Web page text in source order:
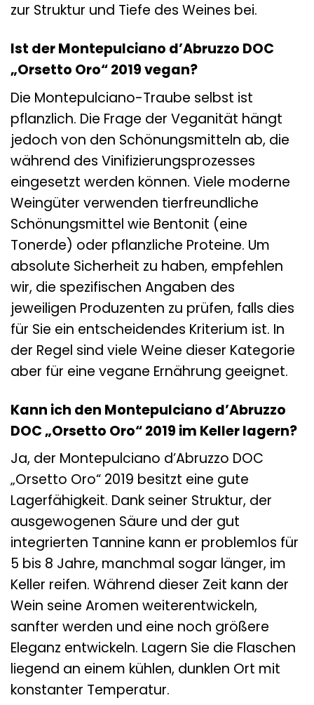
zur Struktur und Tiefe des Weines bei.
Ist der Montepulciano d’Abruzzo DOC
„Orsetto Oro“ 2019 vegan?
Die Montepulciano-Traube selbst ist
pflanzlich. Die Frage der Veganität hängt
jedoch von den Schönungsmitteln ab, die
während des Vinifizierungsprozesses
eingesetzt werden können. Viele moderne
Weingüter verwenden tierfreundliche
Schönungsmittel wie Bentonit (eine
Tonerde) oder pflanzliche Proteine. Um
absolute Sicherheit zu haben, empfehlen
wir, die spezifischen Angaben des
jeweiligen Produzenten zu prüfen, falls dies
für Sie ein entscheidendes Kriterium ist. In
der Regel sind viele Weine dieser Kategorie
aber für eine vegane Ernährung geeignet.
Kann ich den Montepulciano d’Abruzzo
DOC „Orsetto Oro“ 2019 im Keller lagern?
Ja, der Montepulciano d’Abruzzo DOC
„Orsetto Oro“ 2019 besitzt eine gute
Lagerfähigkeit. Dank seiner Struktur, der
ausgewogenen Säure und der gut
integrierten Tannine kann er problemlos für
5 bis 8 Jahre, manchmal sogar länger, im
Keller reifen. Während dieser Zeit kann der
Wein seine Aromen weiterentwickeln,
sanfter werden und eine noch größere
Eleganz entwickeln. Lagern Sie die Flaschen
liegend an einem kühlen, dunklen Ort mit
konstanter Temperatur.